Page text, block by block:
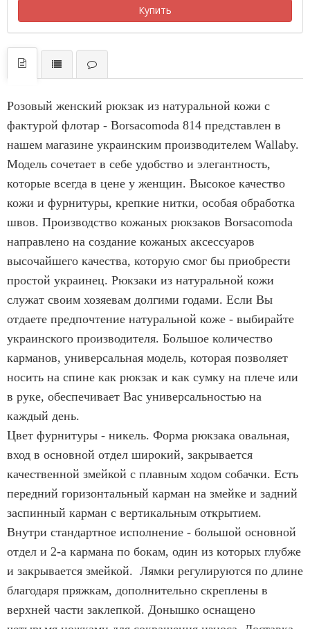
Купить
Розовый женский рюкзак из натуральной кожи с
фактурой флотар - Borsacomoda 814 представлен в
нашем магазине украинским производителем Wallaby.
Модель сочетает в себе удобство и элегантность,
которые всегда в цене у женщин. Высокое качество
кожи и фурнитуры, крепкие нитки, особая обработка
швов. Производство кожаных рюкзаков Borsacomoda
направлено на создание кожаных аксессуаров
высочайшего качества, которую смог бы приобрести
простой украинец. Рюкзаки из натуральной кожи
служат своим хозяевам долгими годами. Если Вы
отдаете предпочтение натуральной коже - выбирайте
украинского производителя. Большое количество
карманов, универсальная модель, которая позволяет
носить на спине как рюкзак и как сумку на плече или
в руке, обеспечивает Вас универсальностью на
каждый день.
Цвет фурнитуры - никель. Форма рюкзака овальная,
вход в основной отдел широкий, закрывается
качественной змейкой с плавным ходом собачки. Есть
передний горизонтальный карман на змейке и задний
заспинный карман с вертикальным открытием.
Внутри стандартное исполнение - большой основной
отдел и 2-а кармана по бокам, один из которых глубже
и закрывается змейкой. Лямки регулируются по длине
благодаря пряжкам, дополнительно скреплены в
верхней части заклепкой. Донышко оснащено